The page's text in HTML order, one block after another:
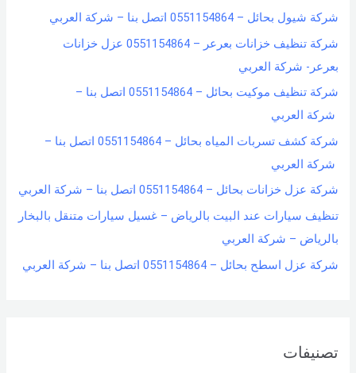
شركة شيول بحائل – 0551154864 اتصل بنا – شركة العربي
شركة تنظيف خزانات بعرعر – 0551154864 عزل خزانات
بعرعر- شركة العربي
شركة تنظيف موكيت بحائل – 0551154864 اتصل بنا –
شركة العربي
شركة كشف تسربات المياه بحائل – 0551154864 اتصل بنا –
شركة العربي
شركة عزل خزانات بحائل – 0551154864 اتصل بنا – شركة العربي
تنظيف سيارات عند البيت بالرياض – غسيل سيارات متنقل بالبخار
بالرياض – شركة العربي
شركة عزل اسطح بحائل – 0551154864 اتصل بنا – شركة العربي
تصنيفات